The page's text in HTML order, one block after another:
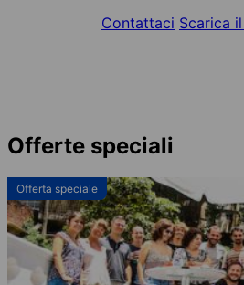
Contattaci Scarica
Offerte speciali
Offerta speciale